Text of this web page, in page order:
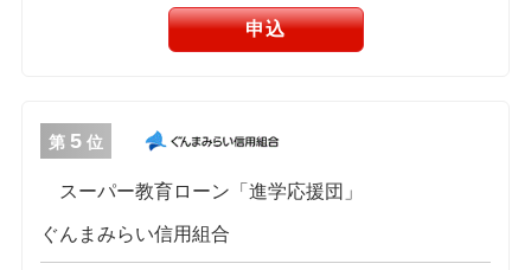
申込
第 5 位
スーパー教育ローン「進学応援団」
ぐんまみらい信用組合